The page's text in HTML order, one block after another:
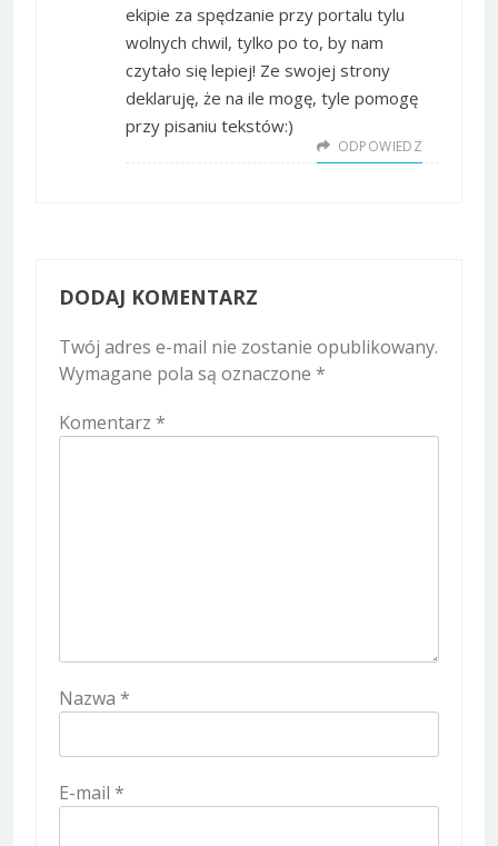
ekipie za spędzanie przy portalu tylu
wolnych chwil, tylko po to, by nam
czytało się lepiej! Ze swojej strony
deklaruję, że na ile mogę, tyle pomogę
przy pisaniu tekstów:)
ODPOWIEDZ
DODAJ KOMENTARZ
Twój adres e-mail nie zostanie opublikowany.
Wymagane pola są oznaczone *
Komentarz *
Nazwa *
E-mail *